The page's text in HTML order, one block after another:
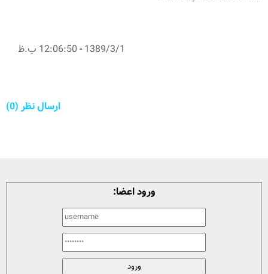
1389/3/1
-12:06:50 ب.ظ
ارسال نظر (0)
ورود اعضا: